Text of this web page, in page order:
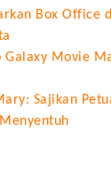
Box Office
Movie
Sajikan